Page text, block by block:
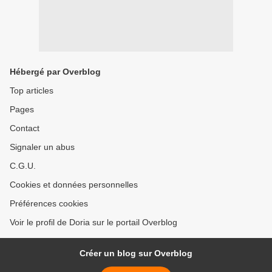
Hébergé par Overblog
Top articles
Pages
Contact
Signaler un abus
C.G.U.
Cookies et données personnelles
Préférences cookies
Voir le profil de Doria sur le portail Overblog
Créer un blog sur Overblog